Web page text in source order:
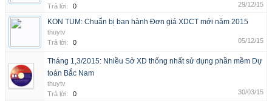
Trả lời:
0 29/12/15
KON TUM: Chuẩn bị ban hành Đơn giá XDCT mới năm 2015
thuytv
Trả lời:
0 05/12/15
Tháng 1,3/2015: Nhiều Sở XD thống nhất sử dụng phần mềm Dự
toán Bắc Nam
thuytv
Trả lời:
0 30/03/15